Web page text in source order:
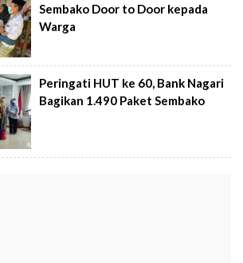
Sembako Door to Door kepada
Warga
Peringati HUT ke 60, Bank Nagari
Bagikan 1.490 Paket Sembako